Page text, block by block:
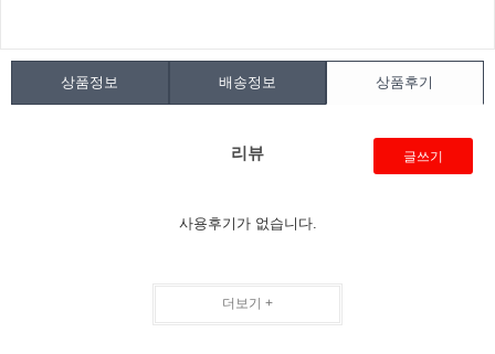
상품정보 배송정보 상품후기
리뷰 글쓰기
사용후기가 없습니다.
더보기 +